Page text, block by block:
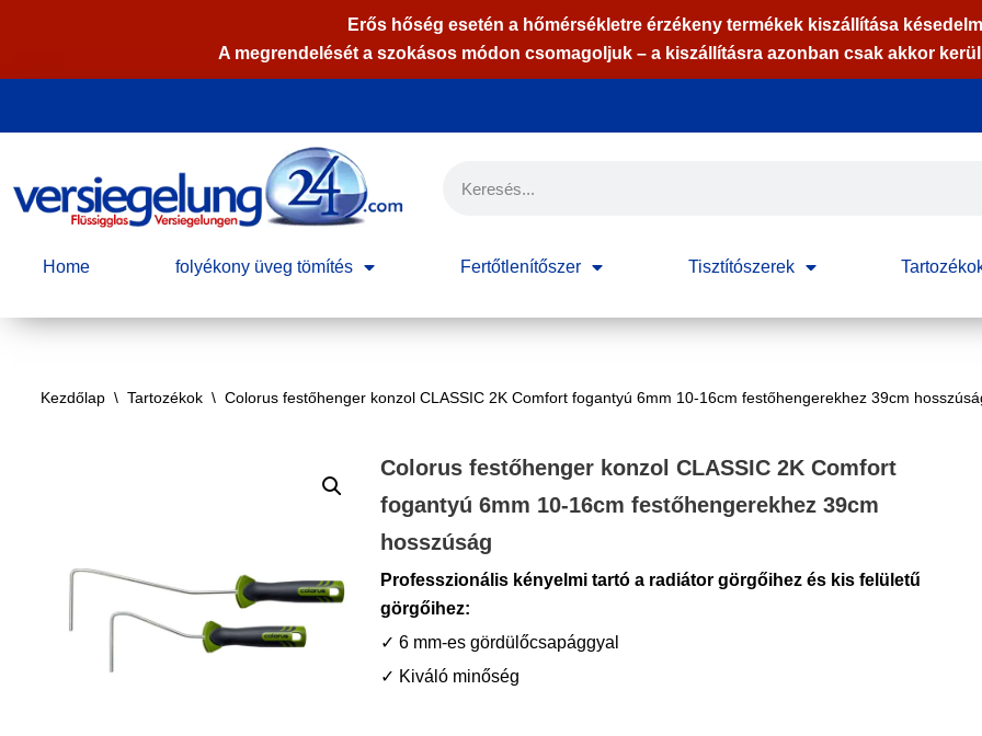
Erős hőség esetén a hőmérsékletre érzékeny termékek kiszállítása
A megrendelését a szokásos módon csomagoljuk – a kiszállításra azonban csak akkor
Home folyékony üveg tömítés Fertőtlenítőszer Tisztítószerek
Kezdőlap \ Tartozékok \ Colorus festőhenger konzol CLASSIC 2K Comfort fogantyú 6mm 10-16cm festőhengerekhez 39cm
Colorus festőhenger konzol CLASSIC 2K Comfort
fogantyú 6mm 10-16cm festőhengerekhez 39cm
hosszúság
Professzionális kényelmi tartó a radiátor görgőihez és kis felületű
görgőihez:
✓ 6 mm-es gördülőcsapággyal
✓ Kiváló minőség